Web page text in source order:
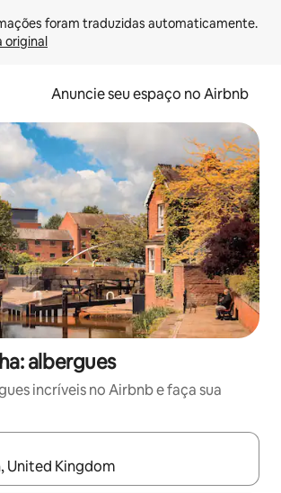
original
Anuncie seu espaço no Airbnb
albergues
incríveis no Airbnb e faça sua
estiverem disponíveis, explore-os